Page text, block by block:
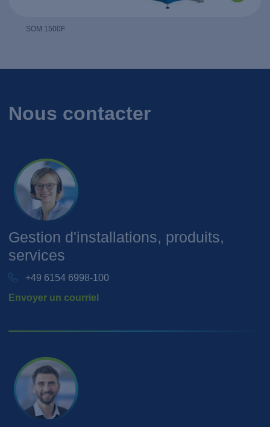
SOM 1500F
Nous contacter
Gestion d'installations, produits,
services
+49 6154 6998-100
Envoyer un courriel